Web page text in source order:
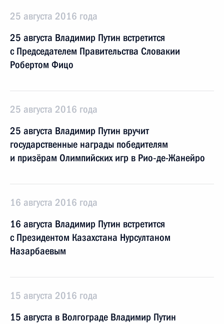
25 августа 2016 года
25 августа Владимир Путин встретится
с Председателем Правительства Словакии
Робертом Фицо
25 августа 2016 года
25 августа Владимир Путин вручит
государственные награды победителям
и призёрам Олимпийских игр в Рио‑де-Жанейро
16 августа 2016 года
16 августа Владимир Путин встретится
с Президентом Казахстана Нурсултаном
Назарбаевым
15 августа 2016 года
15 августа в Волгограде Владимир Путин